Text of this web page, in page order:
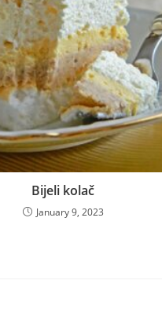
Bijeli kolač
January 9, 2023